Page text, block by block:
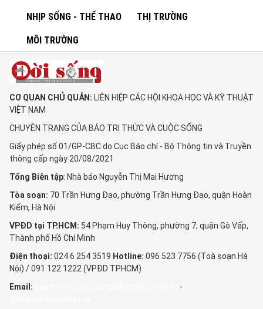
NHỊP SỐNG - THỂ THAO THỊ TRƯỜNG
MÔI TRƯỜNG
CƠ QUAN CHỦ QUẢN: LIÊN HIỆP CÁC HỘI KHOA HỌC VÀ KỸ THUẬT
VIỆT NAM
CHUYÊN TRANG CỦA BÁO TRI THỨC VÀ CUỘC SỐNG
Giấy phép số 01/GP-CBC do Cục Báo chí - Bộ Thông tin và Truyền
thông cấp ngày 20/08/2021
Tổng Biên tập: Nhà báo Nguyễn Thị Mai Hương
Tòa soạn: 70 Trần Hưng Đạo, phường Trần Hưng Đạo, quận Hoàn
Kiếm, Hà Nội
VPĐD tại TP.HCM: 54 Phạm Huy Thông, phường 7, quận Gò Vấp,
Thành phố Hồ Chí Minh
Điện thoại: 024 6 254 3519 Hotline: 096 523 7756 (Toà soạn Hà
Nội) / 091 122 1222 (VPĐD TPHCM)
Email:
-